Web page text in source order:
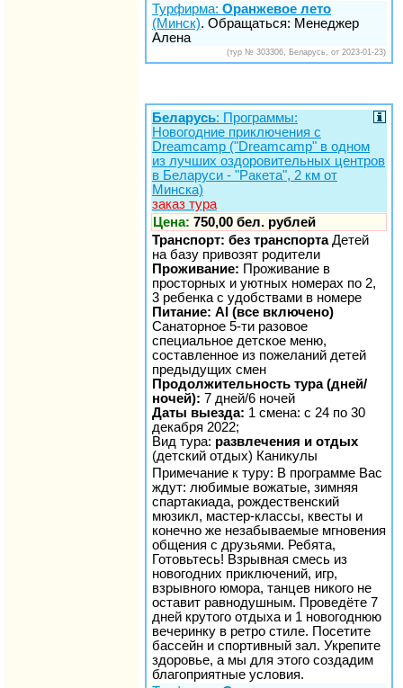
Турфирма: Оранжевое лето
(Минск). Обращаться: Менеджер
Алена
(тур № 303306, Беларусь, от 2023-01-23)
Беларусь: Программы:
Новогодние приключения с
Dreamcamp ("Dreamcamp" в одном
из лучших оздоровительных центров
в Беларуси - "Ракета", 2 км от
Минска)
заказ тура
Цена: 750,00 бел. рублей
Транспорт: без транспортаДетей
на базу привозят родители
Проживание: Проживание в
просторных и уютных номерах по 2,
3 ребенка с удобствами в номере
Питание: AI (все включено)
Санаторное 5-ти разовое
специальное детское меню,
составленное из пожеланий детей
предыдущих смен
Продолжительность тура (дней/
ночей): 7 дней/6 ночей
Даты выезда: 1 смена: с 24 по 30
декабря 2022;
Вид тура: развлечения и отдых
(детский отдых) Каникулы
Примечание к туру: В программе Вас
ждут: любимые вожатые, зимняя
спартакиада, рождественский
мюзикл, мастер-классы, квесты и
конечно же незабываемые мгновения
общения с друзьями. Ребята,
Готовьтесь! Взрывная смесь из
новогодних приключений, игр,
взрывного юмора, танцев никого не
оставит равнодушным. Проведёте 7
дней крутого отдыха и 1 новогоднюю
вечеринку в ретро стиле. Посетите
бассейн и спортивный зал. Укрепите
здоровье, а мы для этого создадим
благоприятные условия.